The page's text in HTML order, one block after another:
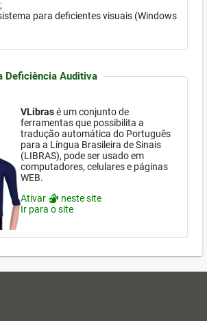
;
para deficientes visuais (Windows
Deficiência Auditiva
VLibrasé um conjunto de
ferramentas que possibilita a
tradução automática do Português
para a Língua Brasileira de Sinais
(LIBRAS), pode ser usado em
computadores, celulares e páginas
WEB.
Ativar
neste site
Ir para o site